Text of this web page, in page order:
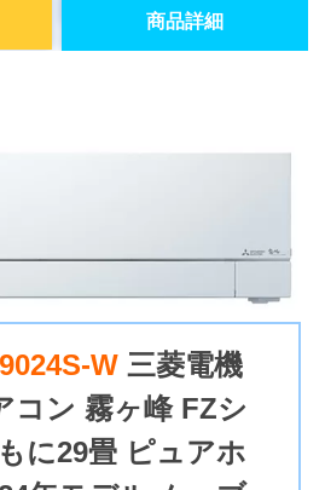
商品詳細
W 三菱電機
コン 霧ヶ峰 FZシ
に29畳 ピュアホ